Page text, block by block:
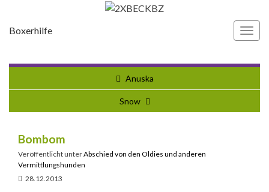
Boxerhilfe
Anuska
Snow
Bombom
Veröffentlicht unterAbschied von den Oldies und anderen
Vermittlungshunden
28.12.2013